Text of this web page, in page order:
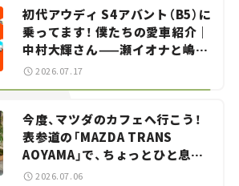
初代アウディ S4アバント（B5）に
乗ってます！ 僕たちの愛車紹介｜
中村大輝さん——瀬イオナと嶋田
智之の「クルマでざっくばらんば
2026.07.17
今度、マツダのカフェへ行こう！
表参道の「MAZDA TRANS
AOYAMA」で、ちょっとひと息。
——連載｜CCGとクルマでどうす
2026.07.06